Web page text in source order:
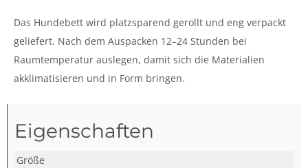
Das Hundebett wird platzsparend gerollt und eng verpackt
geliefert. Nach dem Auspacken 12–24 Stunden bei
Raumtemperatur auslegen, damit sich die Materialien
akklimatisieren und in Form bringen.
Eigenschaften
Größe